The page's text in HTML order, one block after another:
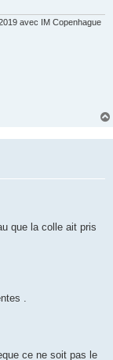
avec IM Copenhague
que la colle ait pris
.
ce ne soit pas le